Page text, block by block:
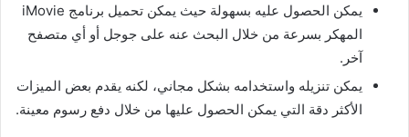
يمكن الحصول عليه بسهولة حيث يمكن تحميل برنامج iMovie
المهكر بسرعة من خلال البحث عنه على جوجل أو أي متصفح
آخر.
يمكن تنزيله واستخدامه بشكل مجاني، لكنه يقدم بعض الميزات
الأكثر دقة التي يمكن الحصول عليها من خلال دفع رسوم معينة.